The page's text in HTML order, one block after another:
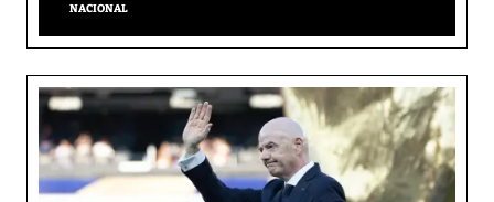
NACIONAL